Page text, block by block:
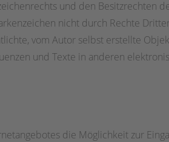
und den Besitzrechten
nicht durch Rechte
vom Autor selbst erstellte
und Texte in anderen
die Möglichkeit zur